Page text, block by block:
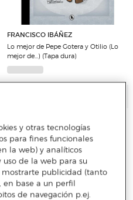
FRANCISCO IBÁÑEZ
Lo mejor de Pepe Gotera y Otilio (Lo
mejor de...) (Tapa dura)
y otras tecnologías
para fines funcionales
la web) y analíticos
de la web para su
publicidad (tanto
en base a un perfil
de navegación p.ej.